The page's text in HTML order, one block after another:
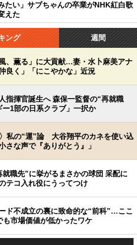
たい」サブちゃんの卒業がNHK紅白歌
えた
ング 週間
、薫る」に大貢献…妻・水卜麻美アナ
良く」「にこやかな」近況
指揮官誕生へ 森保一監督の“再就職
ー1部の日系クラブ」一択か
私の“運”論 大谷翔平のカネを使い込
さな声で『ありがとう』」
就職先”に挙がるまさかの球団 采配に
テコ入れ役にうってつけ
ド不成立の裏に致命的な“前科”…ここ
も市場価値が低かったワケ